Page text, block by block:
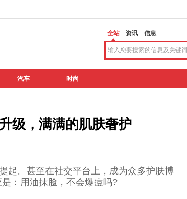
全站 资讯 信息
汽车 时尚
级，满满的肌肤奢护
起。甚至在社交平台上，成为众多护肤博
：用油抹脸，不会爆痘吗?